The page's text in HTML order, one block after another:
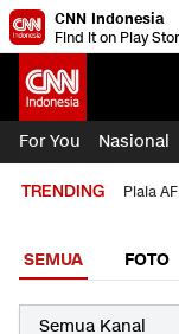
CNN Indonesia
Find it on Play
For You Nasional
TRENDING Piala
SEMUA FOTO